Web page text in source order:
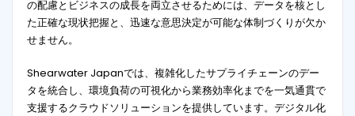
の配慮とビジネスの成長を両立させるためには、データを核とし
た正確な現状把握と、迅速な意思決定が可能な体制づくりが欠か
せません。
Shearwater Japanでは、複雑化したサプライチェーンのデー
タを統合し、環境負荷の可視化から業務効率化までを一気通貫で
支援するクラウドソリューションを提供しています。デジタル化